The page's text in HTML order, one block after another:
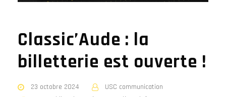
Classic’Aude : la
billetterie est ouverte !
23 octobre 2024
USC communication